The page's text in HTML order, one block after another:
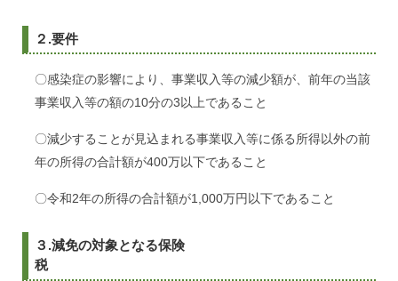
２.要件
〇感染症の影響により、事業収入等の減少額が、前年の当該
事業収入等の額の10分の3以上であること
〇減少することが見込まれる事業収入等に係る所得以外の前
年の所得の合計額が400万以下であること
〇令和2年の所得の合計額が1,000万円以下であること
３.減免の対象となる保険
税